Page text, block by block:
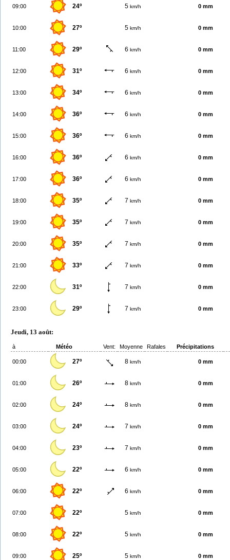
09:00 24º 5 km/h 0 mm
10:00 27º 5 km/h 0 mm
11:00 29º 6 km/h 0 mm
12:00 31º 6 km/h 0 mm
13:00 34º 6 km/h 0 mm
14:00 36º 6 km/h 0 mm
15:00 36º 6 km/h 0 mm
16:00 36º 6 km/h 0 mm
17:00 36º 6 km/h 0 mm
18:00 35º 7 km/h 0 mm
19:00 35º 7 km/h 0 mm
20:00 35º 7 km/h 0 mm
21:00 33º 7 km/h 0 mm
22:00 31º 7 km/h 0 mm
23:00 29º 7 km/h 0 mm
Jeudi, 13 août:
à Météo Vent: Moyenne Rafales Précipitations
00:00 27º 8 km/h 0 mm
01:00 26º 8 km/h 0 mm
02:00 24º 8 km/h 0 mm
03:00 24º 7 km/h 0 mm
04:00 23º 7 km/h 0 mm
05:00 22º 6 km/h 0 mm
06:00 22º 6 km/h 0 mm
07:00 22º 5 km/h 0 mm
08:00 22º 5 km/h 0 mm
09:00 25º 5 km/h 0 mm